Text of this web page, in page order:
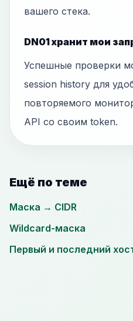
вашего стека.
DN01 хранит мои
Успешные проверки
session history для
повторяемого
API со своим token.
Ещё по теме
Маска → CIDR
Wildcard-маска
Первый и последний